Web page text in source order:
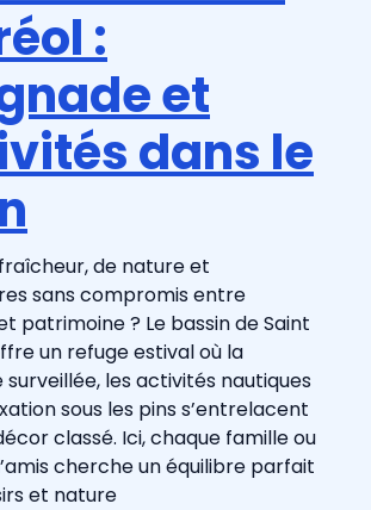
:
et
dans le
de nature et
sans compromis entre
patrimoine ? Le bassin de Saint
un refuge estival où la
surveillée, les activités nautiques
sous les pins s’entrelacent
classé. Ici, chaque famille ou
cherche un équilibre parfait
et nature